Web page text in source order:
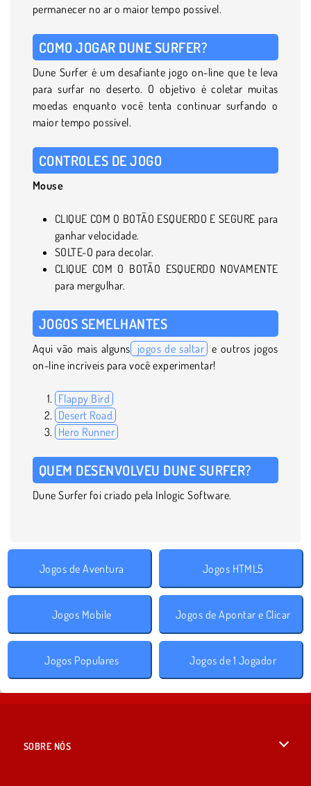
permanecer no ar o maior tempo possível.
COMO JOGAR DUNE SURFER?
Dune Surfer é um desafiante jogo on-line que te leva
para surfar no deserto. O objetivo é coletar muitas
moedas enquanto você tenta continuar surfando o
maior tempo possível.
CONTROLES DE JOGO
Mouse
CLIQUE COM O BOTÃO ESQUERDO E SEGURE para
ganhar velocidade.
SOLTE-O para decolar.
CLIQUE COM O BOTÃO ESQUERDO NOVAMENTE
para mergulhar.
JOGOS SEMELHANTES
Aqui vão mais alguns jogos de saltar e outros jogos
on-line incríveis para você experimentar!
Flappy Bird
Desert Road
Hero Runner
QUEM DESENVOLVEU DUNE SURFER?
Dune Surfer foi criado pela Inlogic Software.
Jogos de Aventura Jogos HTML5
Jogos Mobile Jogos de Apontar e Clicar
Jogos Populares Jogos de 1 Jogador
SOBRE NÓS